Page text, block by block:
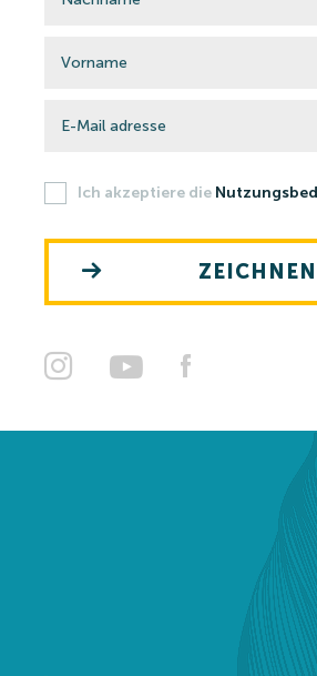
Thermal Produkte
Strandbad
Becken
Erholungsaktivitäten
Preise
Ich akzeptiere die
ZEICHNEN